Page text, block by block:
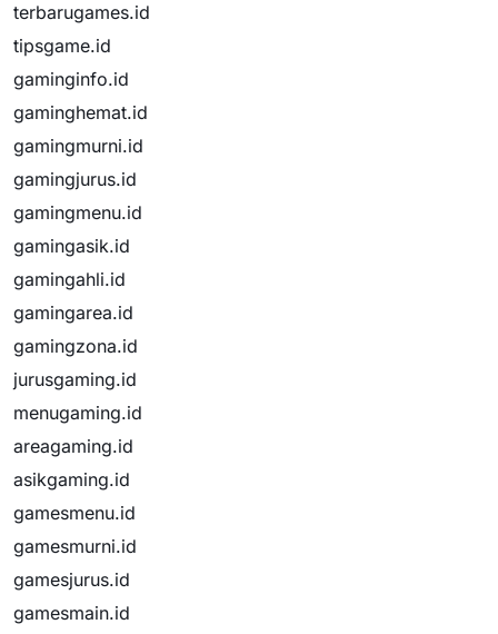
terbarugames.id
tipsgame.id
gaminginfo.id
gaminghemat.id
gamingmurni.id
gamingjurus.id
gamingmenu.id
gamingasik.id
gamingahli.id
gamingarea.id
gamingzona.id
jurusgaming.id
menugaming.id
areagaming.id
asikgaming.id
gamesmenu.id
gamesmurni.id
gamesjurus.id
gamesmain.id